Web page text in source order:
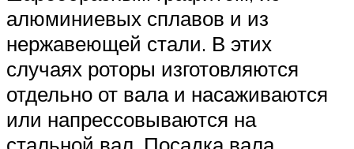
алюминиевых сплавов и из
нержавеющей стали. В этих
случаях роторы изготовляются
отдельно от вала и насаживаются
или напрессовываются на